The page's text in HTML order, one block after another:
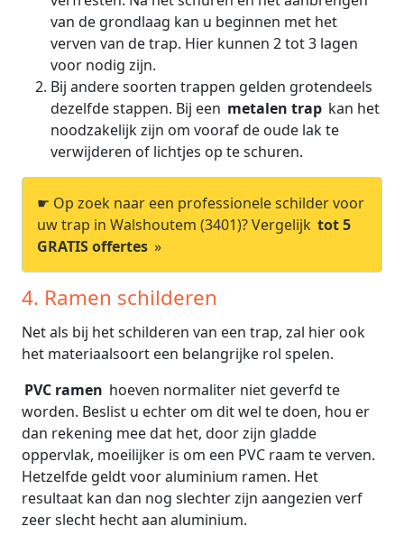
van de grondlaag kan u beginnen met het
verven van de trap. Hier kunnen 2 tot 3 lagen
voor nodig zijn.
Bij andere soorten trappen gelden grotendeels
dezelfde stappen. Bij een metalen trap kan het
noodzakelijk zijn om vooraf de oude lak te
verwijderen of lichtjes op te schuren.
☛ Op zoek naar een professionele schilder voor
uw trap in Walshoutem (3401)? Vergelijk tot 5
GRATIS offertes »
4. Ramen schilderen
Net als bij het schilderen van een trap, zal hier ook
het materiaalsoort een belangrijke rol spelen.
PVC ramen hoeven normaliter niet geverfd te
worden. Beslist u echter om dit wel te doen, hou er
dan rekening mee dat het, door zijn gladde
oppervlak, moeilijker is om een PVC raam te verven.
Hetzelfde geldt voor aluminium ramen. Het
resultaat kan dan nog slechter zijn aangezien verf
zeer slecht hecht aan aluminium.